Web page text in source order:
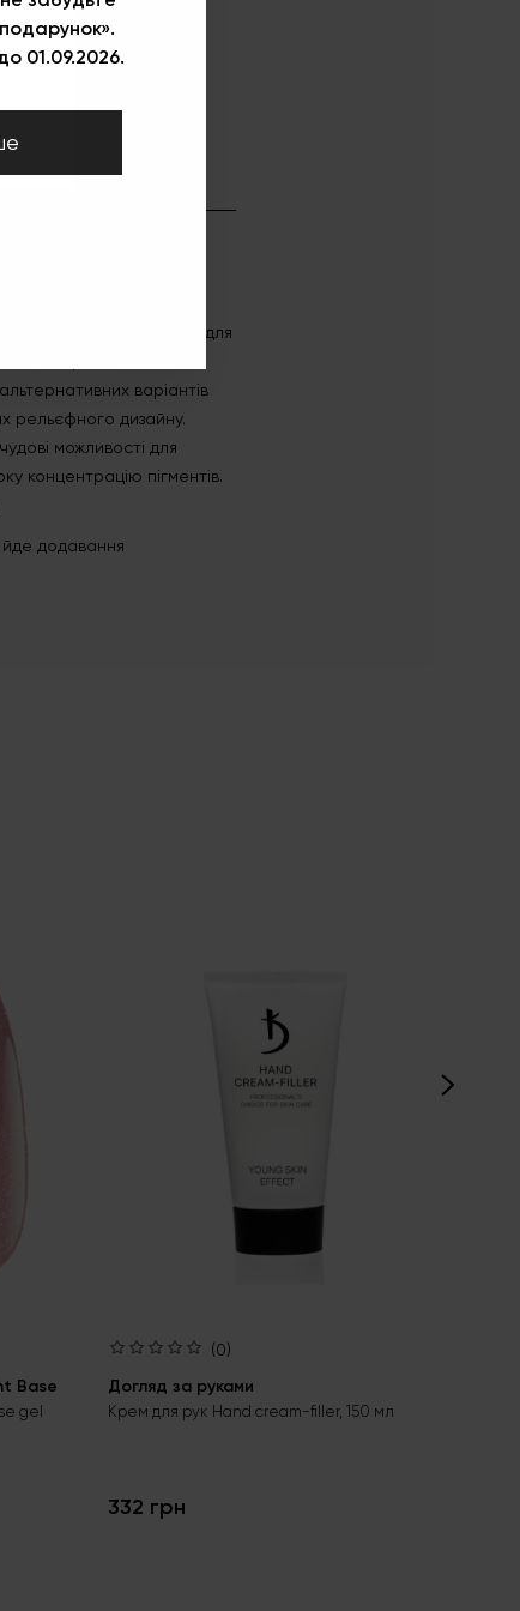
акрилу призначені для
створення
варіантів
рельєфного дизайну.
можливості для
концентрацію пігментів.
додавання
Base
gel
(0)
Догляд за руками
Крем для рук Hand cream-filler, 150 мл
332 грн
01.09.2026.